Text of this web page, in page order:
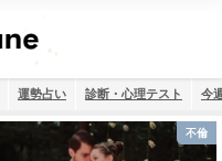
運勢占い 診断・心理テスト 今
不倫